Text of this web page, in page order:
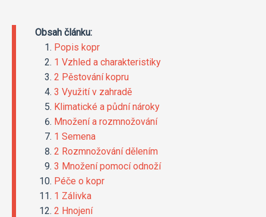
Obsah článku:
Popis kopr
1 Vzhled a charakteristiky
2 Pěstování kopru
3 Využití v zahradě
Klimatické a půdní nároky
Množení a rozmnožování
1 Semena
2 Rozmnožování dělením
3 Množení pomocí odnoží
Péče o kopr
1 Zálivka
2 Hnojení